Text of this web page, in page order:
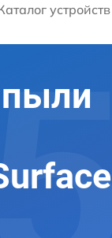
устройств
пыли